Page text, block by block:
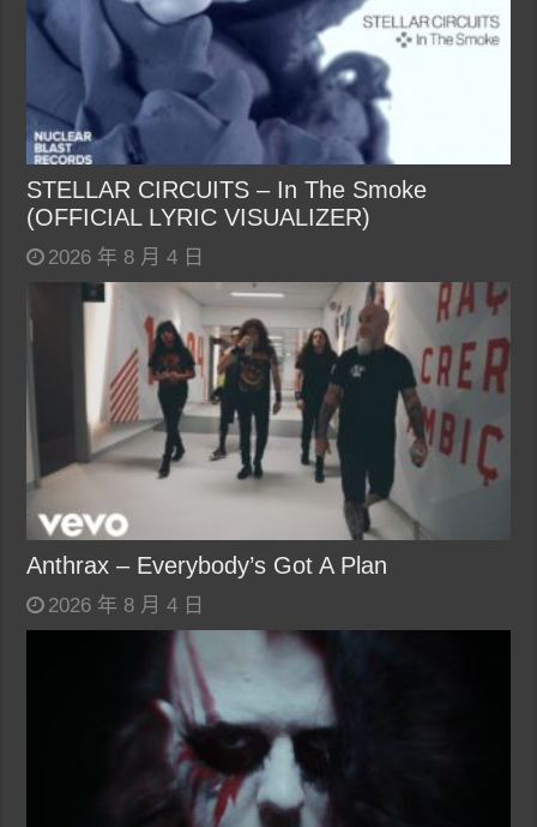
STELLAR CIRCUITS – In The Smoke
(OFFICIAL LYRIC VISUALIZER)
2026 年 8 月 4 日
Anthrax – Everybody’s Got A Plan
2026 年 8 月 4 日